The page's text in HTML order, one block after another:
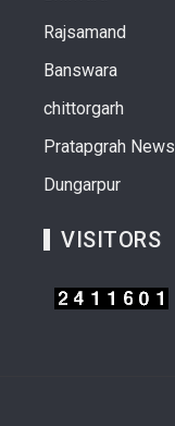
Rajsamand
Banswara
chittorgarh
Pratapgrah News
Dungarpur
VISITORS